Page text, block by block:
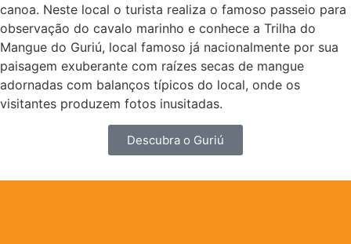
canoa. Neste local o turista realiza o famoso passeio para
observação do cavalo marinho e conhece a Trilha do
Mangue do Guriú, local famoso já nacionalmente por sua
paisagem exuberante com raízes secas de mangue
adornadas com balanços típicos do local, onde os
visitantes produzem fotos inusitadas.
Descubra o Guriú